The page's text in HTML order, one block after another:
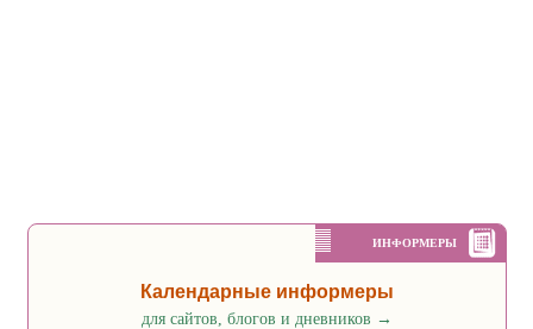
ИНФОРМЕРЫ
Календарные информеры
для сайтов, блогов и дневников →